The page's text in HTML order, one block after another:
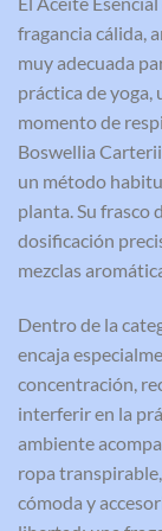
fragancia cálida,
muy adecuada
práctica de yoga,
momento de
Boswellia
un método
planta. Su frasco
dosificación
mezclas
Dentro de la
encaja
concentración,
interferir en la
ambiente
ropa
cómoda y